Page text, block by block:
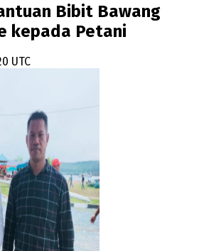
Bibit Bawang
kepada Petani
UTC